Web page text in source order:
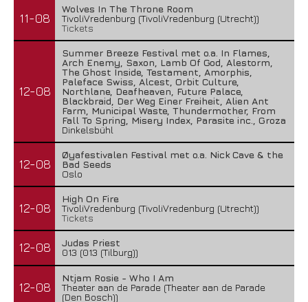
11-08
Wolves In The Throne Room
TivoliVredenburg (TivoliVredenburg (Utrecht))
Tickets
12-08
Summer Breeze Festival met o.a. In Flames,
Arch Enemy, Saxon, Lamb Of God, Alestorm,
The Ghost Inside, Testament, Amorphis,
Paleface Swiss, Alcest, Orbit Culture,
Northlane, Deafheaven, Future Palace,
Blackbraid, Der Weg Einer Freiheit, Alien Ant
Farm, Municipal Waste, Thundermother, From
Fall To Spring, Misery Index, Parasite inc., Groza
Dinkelsbühl
12-08
Øyafestivalen Festival met o.a. Nick Cave & the
Bad Seeds
Oslo
12-08
High On Fire
TivoliVredenburg (TivoliVredenburg (Utrecht))
Tickets
12-08
Judas Priest
013 (013 (Tilburg))
12-08
Ntjam Rosie - Who I Am
Theater aan de Parade (Theater aan de Parade
(Den Bosch))